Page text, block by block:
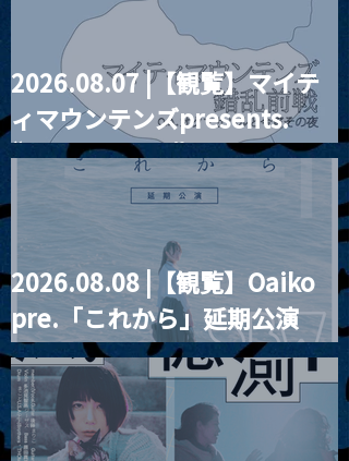
2026.08.07 |【観覧】マイテ
ィマウンテンズpresents.
“HALL-IN-ONE”
2026.08.08 |【観覧】Oaiko
pre.「これから」延期公演
Blurred City Lights × 17歳
とベルリンの壁